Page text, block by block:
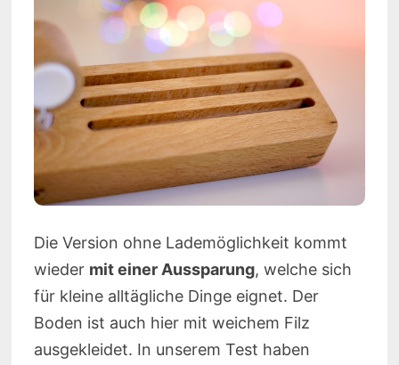
Die Version ohne Lademöglichkeit kommt
wieder mit einer Aussparung, welche sich
für kleine alltägliche Dinge eignet. Der
Boden ist auch hier mit weichem Filz
ausgekleidet. In unserem Test haben